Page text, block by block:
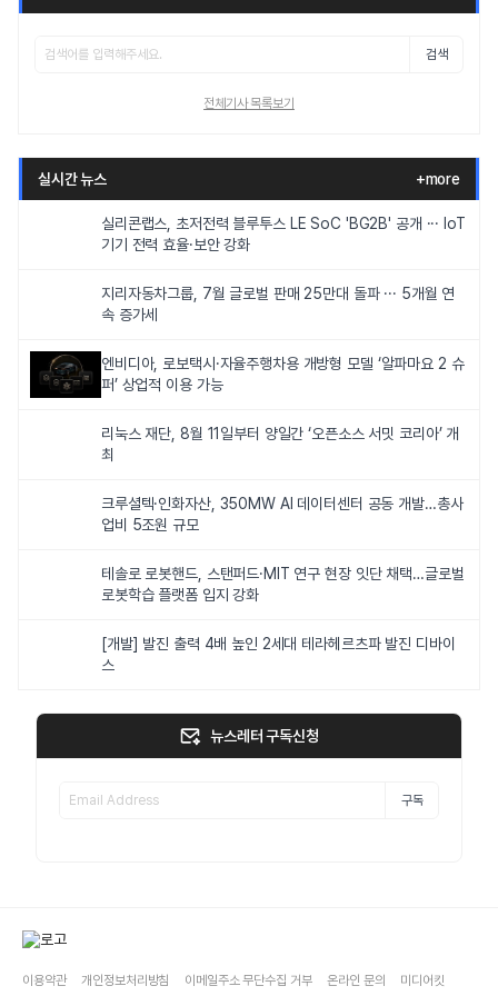
검색
전체기사 목록보기
실시간 뉴스 +more
실리콘랩스, 초저전력 블루투스 LE SoC 'BG2B' 공개 ··· IoT
기기 전력 효율·보안 강화
지리자동차그룹, 7월 글로벌 판매 25만대 돌파 ··· 5개월 연
속 증가세
엔비디아, 로보택시·자율주행차용 개방형 모델 ‘알파마요 2 슈
퍼’ 상업적 이용 가능
리눅스 재단, 8월 11일부터 양일간 ‘오픈소스 서밋 코리아’ 개
최
크루셜텍·인화자산, 350MW AI 데이터센터 공동 개발…총사
업비 5조원 규모
테솔로 로봇핸드, 스탠퍼드·MIT 연구 현장 잇단 채택…글로벌
로봇학습 플랫폼 입지 강화
[개발] 발진 출력 4배 높인 2세대 테라헤르츠파 발진 디바이
스
뉴스레터 구독신청
구독
이용약관 개인정보처리방침 이메일주소 무단수집 거부 온라인 문의 미디어킷